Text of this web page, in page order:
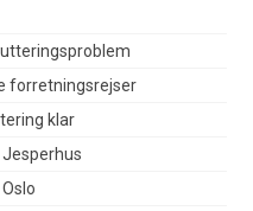
forretningsrejser
klar